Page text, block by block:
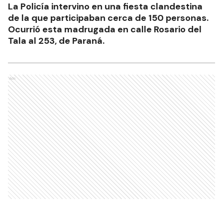
La Policía intervino en una fiesta clandestina
de la que participaban cerca de 150 personas.
Ocurrió esta madrugada en calle Rosario del
Tala al 253, de Paraná.
Ads